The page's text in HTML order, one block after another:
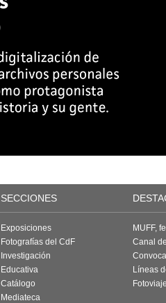
SECCIONES
Exposiciones
Fotografías del CdF
Investigación
Educativa
Catálogo
Mediateca
MUFF,
Canal
Líneas